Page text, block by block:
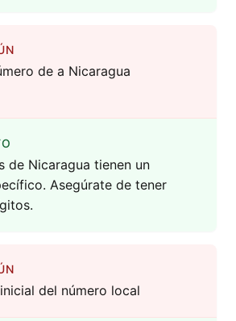
de a Nicaragua
de Nicaragua tienen un
Asegúrate de tener
del número local